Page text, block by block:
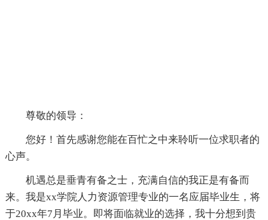
尊敬的领导：
您好！首先感谢您能在百忙之中来聆听一位求职者的
心声。
机遇总是垂青有备之士，充满自信的我正是有备而
来。我是xx学院人力资源管理专业的一名应届毕业生，将
于20xx年7月毕业。即将面临就业的选择，我十分想到贵